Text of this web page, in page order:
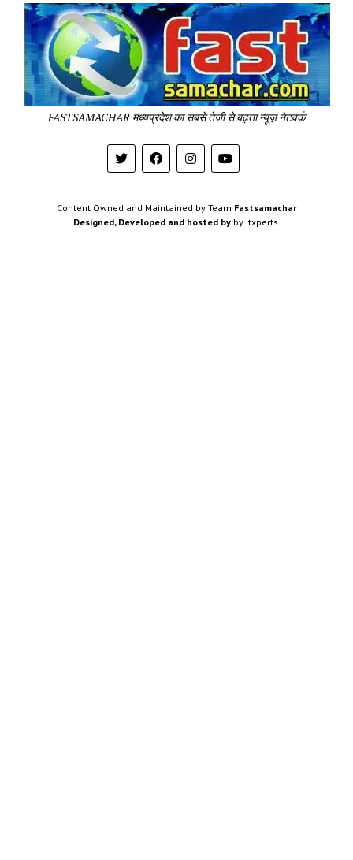
-
FASTSAMACHAR मध्यप्रदेश का सबसे तेजी से बढ़ता न्यूज़ नेटवर्क
Content Owned and Maintained by Team Fastsamachar
Designed, Developed and hosted byby Itxperts.